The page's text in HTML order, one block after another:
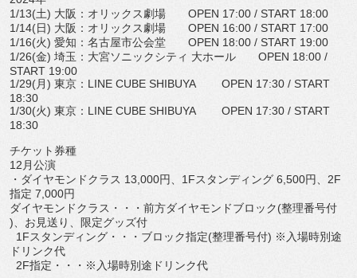
1/13(土) 大阪：オリックス劇場 OPEN 17:00 / START 18:00
1/14(日) 大阪：オリックス劇場 OPEN 16:00 / START 17:00
1/16(火) 愛知：名古屋市公会堂 OPEN 18:00 / START 19:00
1/26(金) 埼玉：大宮ソニックシティ 大ホール OPEN 18:00 /
START 19:00
1/29(月) 東京： LINE CUBE SHIBUYA
OPEN 17:30 / START
18:30
1/30(火) 東京： LINE CUBE SHIBUYA
OPEN 17:30 / START
18:30
チケット券種
12 月公演
・ダイヤモンドクラス 13,000円、 1Fスタンディング 6 ,500円、 2F
指定 7,000円
ダイヤモンドクラス・・・前方ダイヤモンドブロック(整理番号付
) 、お見送り、限定グッズ付
1Fスタンディング・・・ブロック指定(整理番号付) ※ 入場時別途
ドリンク代
2F指定・・・※入場時別途ドリンク代